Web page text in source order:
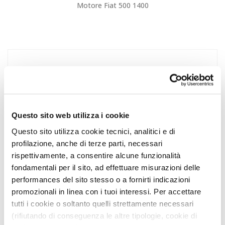
Questo sito web utilizza i cookie
Questo sito utilizza cookie tecnici, analitici e di
profilazione, anche di terze parti, necessari
rispettivamente, a consentire alcune funzionalità
fondamentali per il sito, ad effettuare misurazioni delle
performances del sito stesso o a fornirti indicazioni
promozionali in linea con i tuoi interessi. Per accettare
tutti i cookie o soltanto quelli strettamente necessari
(rifiutando di conseguenza le altre tipologie, cookie di
Motore Fiat 500 1400